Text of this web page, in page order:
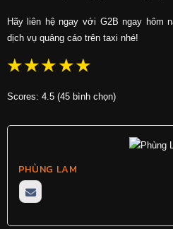
Hãy liên hệ ngay với G2B ngay hôm
dịch vụ quảng cáo trên taxi nhé!
☆
☆
☆
☆
☆
Scores: 4.5 (45 bình chọn)
PHÙNG LAM